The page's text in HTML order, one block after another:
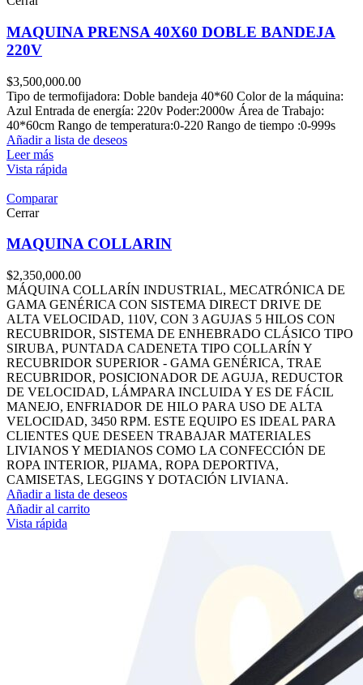
MAQUINA PRENSA 40X60 DOBLE BANDEJA
220V
$3,500,000.00
Tipo de termofijadora: Doble bandeja 40*60 Color de la máquina:
Azul Entrada de energía: 220v Poder:2000w Área de Trabajo:
40*60cm Rango de temperatura:0-220 Rango de tiempo :0-999s
Añadir a lista de deseos
Leer más
Vista rápida
Comparar
Cerrar
MAQUINA COLLARIN
$2,350,000.00
MÁQUINA COLLARÍN INDUSTRIAL, MECATRÓNICA DE
GAMA GENÉRICA CON SISTEMA DIRECT DRIVE DE
ALTA VELOCIDAD, 110V, CON 3 AGUJAS 5 HILOS CON
RECUBRIDOR, SISTEMA DE ENHEBRADO CLÁSICO TIPO
SIRUBA, PUNTADA CADENETA TIPO COLLARÍN Y
RECUBRIDOR SUPERIOR - GAMA GENÉRICA, TRAE
RECUBRIDOR, POSICIONADOR DE AGUJA, REDUCTOR
DE VELOCIDAD, LÁMPARA INCLUIDA Y ES DE FÁCIL
MANEJO, ENFRIADOR DE HILO PARA USO DE ALTA
VELOCIDAD, 3450 RPM. ESTE EQUIPO ES IDEAL PARA
CLIENTES QUE DESEEN TRABAJAR MATERIALES
LIVIANOS Y MEDIANOS COMO LA CONFECCIÓN DE
ROPA INTERIOR, PIJAMA, ROPA DEPORTIVA,
CAMISETAS, LEGGINS Y DOTACIÓN LIVIANA.
Añadir a lista de deseos
Añadir al carrito
Vista rápida